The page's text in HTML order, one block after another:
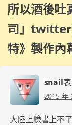
所以酒後吐
司」twitter
特》製作內
snail
2015 年
大陸上臉書上不